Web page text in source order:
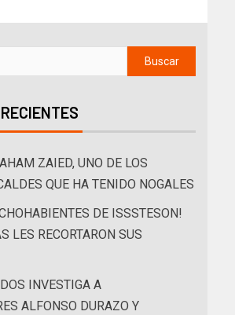
ZAIED, UNO DE LOS
QUE HA TENIDO NOGALES
DE ISSSTESON!
LES RECORTARON SUS
INVESTIGA A
ALFONSO DURAZO Y